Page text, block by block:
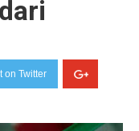
on Twitter